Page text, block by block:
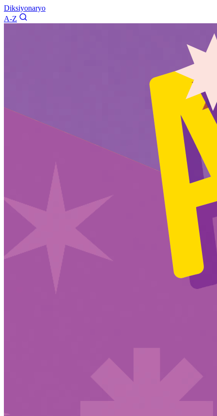
Diksiyonaryo
A-Z